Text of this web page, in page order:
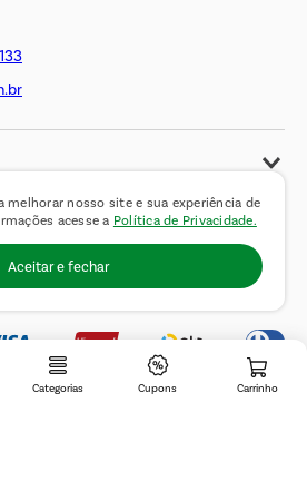
melhorar nosso site e sua experiência de
acesse a Política de Privacidade.
Aceitar e fechar
Categorias Cupons